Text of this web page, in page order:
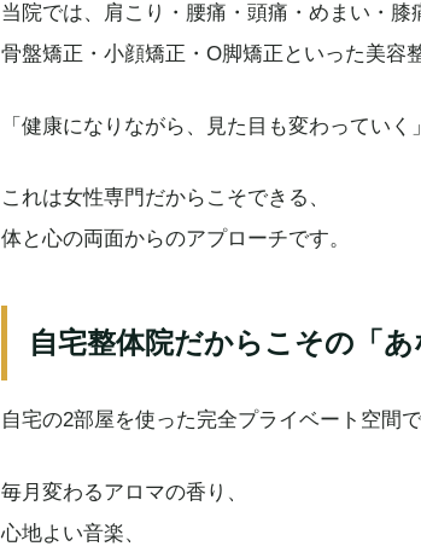
当院では、肩こり・腰痛・頭痛・めまい・膝
骨盤矯正・小顔矯正・O脚矯正といった美容
「健康になりながら、見た目も変わっていく」
これは女性専門だからこそできる、
体と心の両面からのアプローチです。
自宅整体院だからこその「あ
自宅の2部屋を使った完全プライベート空間
毎月変わるアロマの香り、
心地よい音楽、